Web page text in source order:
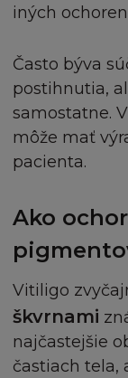
iných
Často býva
postihnutia,
samostatne.
môže mať
pacienta.
Ako
Vitiligo
škvrnami
najčastejšie
častiach tela,
agentům se
(i) s vaším
(ii) vaším
(iii)
který:
(aa)
jakákoliv
poškozuje
(iv)
nebo
nebo
(v)
prohlášení